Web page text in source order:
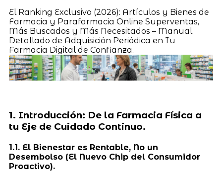
El Ranking Exclusivo (2026): Artículos y Bienes de
Farmacia y Parafarmacia Online Superventas,
Más Buscados y Más Necesitados – Manual
Detallado de Adquisición Periódica en Tu
Farmacia Digital de Confianza.
1. Introducción: De la Farmacia Física a
tu Eje de Cuidado Continuo.
1.1. El Bienestar es Rentable, No un
Desembolso (El Nuevo Chip del Consumidor
Proactivo).